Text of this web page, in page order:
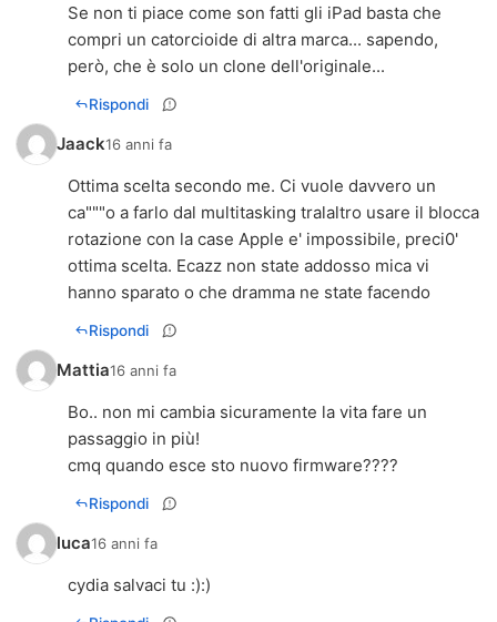
Se non ti piace come son fatti gli iPad basta che
compri un catorcioide di altra marca... sapendo,
però, che è solo un clone dell'originale...
Rispondi
Jaack16 anni fa
Ottima scelta secondo me. Ci vuole davvero un
ca"""o a farlo dal multitasking tralaltro usare il blocca
rotazione con la case Apple e' impossibile, preci0'
ottima scelta. Ecazz non state addosso mica vi
hanno sparato o che dramma ne state facendo
Rispondi
Mattia16 anni fa
Bo.. non mi cambia sicuramente la vita fare un
passaggio in più!
cmq quando esce sto nuovo firmware????
Rispondi
luca16 anni fa
cydia salvaci tu :):)